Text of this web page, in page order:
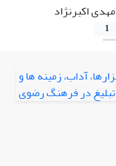
مهدی اکبرنژاد
1